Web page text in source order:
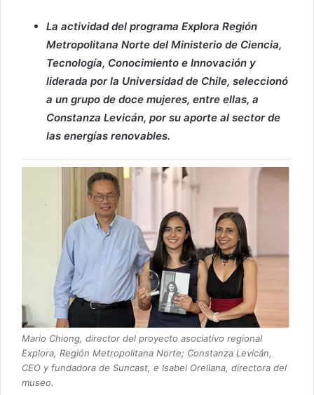
La actividad del programa Explora Región
Metropolitana Norte del Ministerio de Ciencia,
Tecnología, Conocimiento e Innovación y
liderada por la Universidad de Chile, seleccionó
a un grupo de doce mujeres, entre ellas, a
Constanza Levicán, por su aporte al sector de
las energías renovables.
Mario Chiong, director del proyecto asociativo regional
Explora, Región Metropolitana Norte; Constanza Levicán,
CEO y fundadora de Suncast, e Isabel Orellana, directora del
museo.